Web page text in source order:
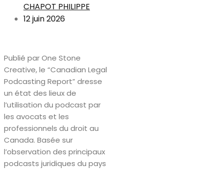
CHAPOT PHILIPPE
12 juin 2026
Publié par One Stone
Creative, le “Canadian Legal
Podcasting Report” dresse
un état des lieux de
l’utilisation du podcast par
les avocats et les
professionnels du droit au
Canada. Basée sur
l’observation des principaux
podcasts juridiques du pays